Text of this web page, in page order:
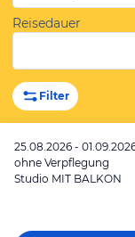
Reisedauer
Filter
25.08.2026 -
ohne Verpflegung
Studio MIT BALKON